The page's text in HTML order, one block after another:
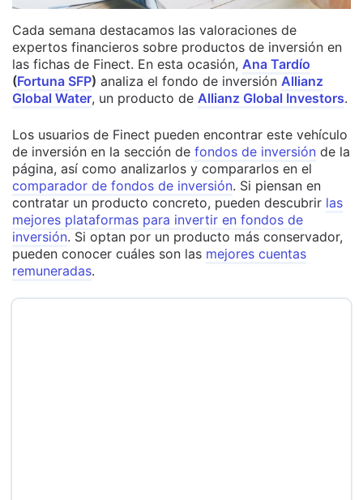
Cada semana destacamos las valoraciones de
expertos financieros sobre productos de inversión en
las fichas de Finect. En esta ocasión, Ana Tardío
(Fortuna SFP) analiza el fondo de inversión Allianz
Global Water, un producto de Allianz Global Investors.
Los usuarios de Finect pueden encontrar este vehículo
de inversión en la sección de fondos de inversión de la
página, así como analizarlos y compararlos en el
comparador de fondos de inversión. Si piensan en
contratar un producto concreto, pueden descubrir las
mejores plataformas para invertir en fondos de
inversión. Si optan por un producto más conservador,
pueden conocer cuáles son las mejores cuentas
remuneradas.